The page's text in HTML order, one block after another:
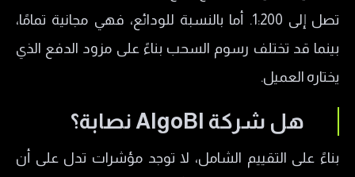
تصل إلى 1:200. أما بالنسبة للودائع، فهي مجانية تمامًا،
بينما قد تختلف رسوم السحب بناءً على مزود الدفع الذي
يختاره العميل.
هل شركة AlgoBI نصابة؟
بناءً على التقييم الشامل، لا توجد مؤشرات تدل على أن